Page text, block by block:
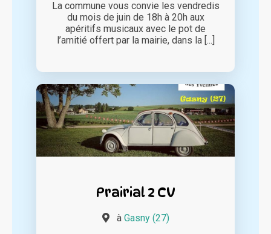
La commune vous convie les vendredis
du mois de juin de 18h à 20h aux
apéritifs musicaux avec le pot de
l’amitié offert par la mairie, dans la [...]
Prairial 2 CV
à Gasny (27)